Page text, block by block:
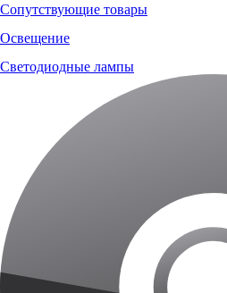
Сопутствующие товары
Освещение
Светодиодные лампы